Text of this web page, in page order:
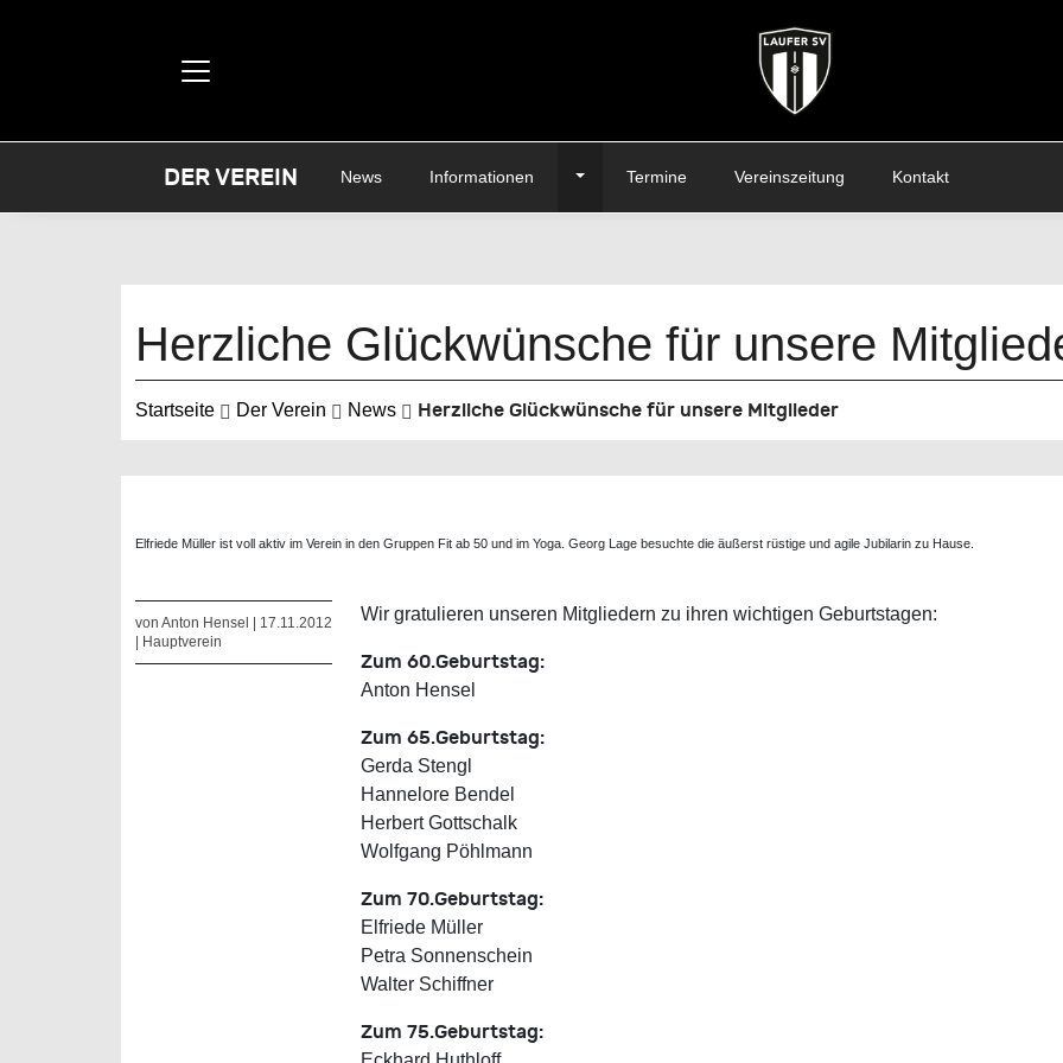
DER VEREIN News Informationen Toggle Dropdown
Termine Vereinszeitung Kontakt
Herzliche Glückwünsche für unsere
Startseite Der Verein News Herzliche Glückwünsche für unsere Mitglieder
Elfriede Müller ist voll aktiv im Verein in den Gruppen Fit ab 50 und im Yoga. Georg Lage besuchte die äußerst rüstige und agile Jubilarin zu Hause.
von Anton Hensel | 17.11.2012
Hauptverein
Wir gratulieren unseren Mitgliedern zu ihren wichtigen Geburtstagen:
Zum 60.Geburtstag:
Anton Hensel
Zum 65.Geburtstag:
Gerda Stengl
Hannelore Bendel
Herbert Gottschalk
Wolfgang Pöhlmann
Zum 70.Geburtstag:
Elfriede Müller
Petra Sonnenschein
Walter Schiffner
Zum 75.Geburtstag: